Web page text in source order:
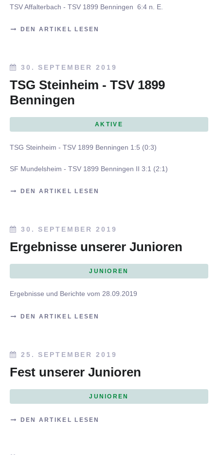
TSV Affalterbach - TSV 1899 Benningen 6:4 n. E.
DEN ARTIKEL LESEN
30. SEPTEMBER 2019
TSG Steinheim - TSV 1899
Benningen
AKTIVE
TSG Steinheim - TSV 1899 Benningen 1:5 (0:3)
SF Mundelsheim - TSV 1899 Benningen II 3:1 (2:1)
DEN ARTIKEL LESEN
30. SEPTEMBER 2019
Ergebnisse unserer Junioren
JUNIOREN
Ergebnisse und Berichte vom 28.09.2019
DEN ARTIKEL LESEN
25. SEPTEMBER 2019
Fest unserer Junioren
JUNIOREN
DEN ARTIKEL LESEN